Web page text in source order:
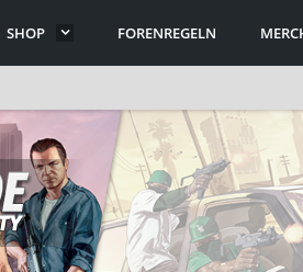
SHOP FORENREGELN